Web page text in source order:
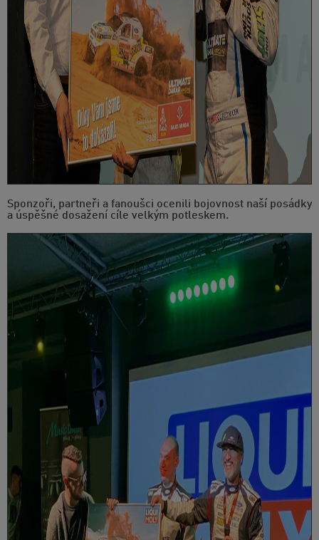
Sponzoři, partneři a fanoušci ocenili bojovnost naší posádky
a úspěšné dosažení cíle velkým potleskem.